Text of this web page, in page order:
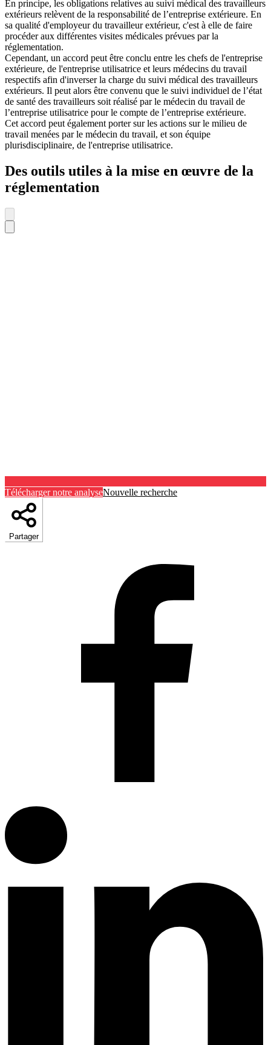
En principe, les obligations relatives au suivi médical des travailleurs
extérieurs relèvent de la responsabilité de l’entreprise extérieure. En
sa qualité d'employeur du travailleur extérieur, c'est à elle de faire
procéder aux différentes visites médicales prévues par la
réglementation.
Cependant, un accord peut être conclu entre les chefs de l'entreprise
extérieure, de l'entreprise utilisatrice et leurs médecins du travail
respectifs afin d'inverser la charge du suivi médical des travailleurs
extérieurs. Il peut alors être convenu que le suivi individuel de l’état
de santé des travailleurs soit réalisé par le médecin du travail de
l’entreprise utilisatrice pour le compte de l’entreprise extérieure.
Cet accord peut également porter sur les actions sur le milieu de
travail menées par le médecin du travail, et son équipe
plurisdisciplinaire, de l'entreprise utilisatrice.
Des outils utiles à la mise en œuvre de la
réglementation
Télécharger notre analyseNouvelle recherche
Partager